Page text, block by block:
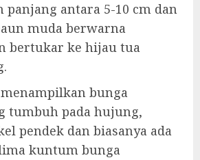
panjang antara 5-10 cm dan
muda berwarna
bertukar ke hijau tua
bunga
tumbuh pada hujung,
pendek dan biasanya ada
kuntum bunga